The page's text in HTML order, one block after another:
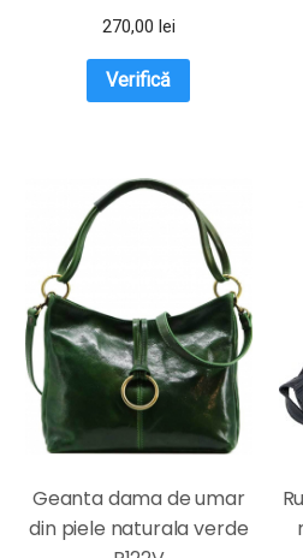
270,00 lei
Verifică
Geanta dama de umar
din piele naturala verde